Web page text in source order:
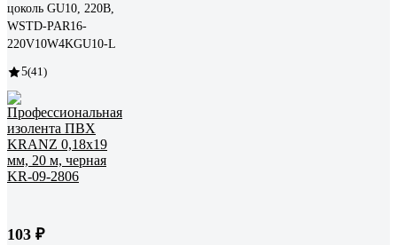
цоколь GU10, 220В,
WSTD-PAR16-
220V10W4KGU10-L
5(41)
103 ₽